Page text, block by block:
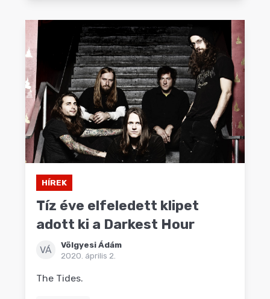
HÍREK
Tíz éve elfeledett klipet
adott ki a Darkest Hour
VÁ
Völgyesi Ádám
2020. április 2.
The Tides.